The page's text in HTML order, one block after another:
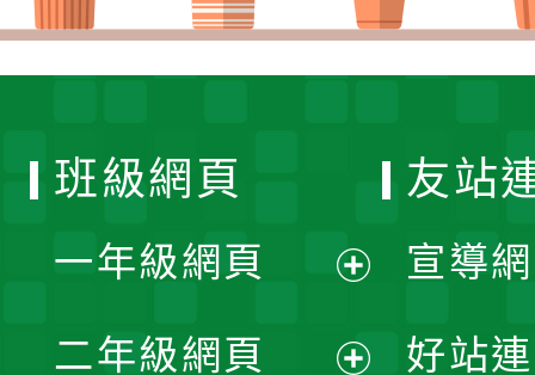
班級網頁
一年級網頁
二年級網頁
友站
宣導
好站